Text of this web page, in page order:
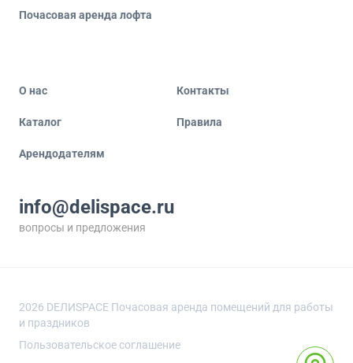
Почасовая аренда лофта
О нас Контакты
Каталог Правила
Арендодателям
info@delispace.ru
вопросы и предложения
2026 DEЛИSPACE Почасовая аренда помещений для работы
и праздников
Пользовательское соглашение